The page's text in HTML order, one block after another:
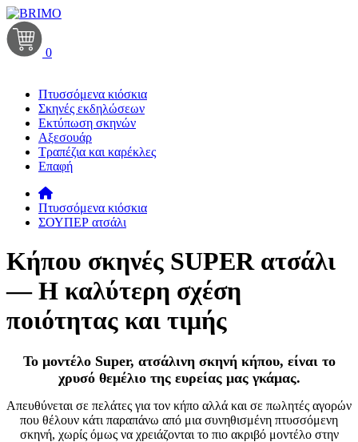
0
Πτυσσόμενα κιόσκια
Σκηνές εκδηλώσεων
Εκτύπωση σκηνών
Αξεσουάρ
Τραπέζια και καρέκλες
Επαφή
Πτυσσόμενα κιόσκια
ΣΟΥΠΕΡ ατσάλι
Κήπου σκηνές SUPER ατσάλι
— Η καλύτερη σχέση
ποιότητας και τιμής
Το μοντέλο Super, ατσάλινη σκηνή κήπου, είναι το
χρυσό θεμέλιο της ευρείας μας γκάμας.
Απευθύνεται σε πελάτες για τον κήπο αλλά και σε πωλητές αγορών
που θέλουν κάτι παραπάνω από μια συνηθισμένη πτυσσόμενη
σκηνή, χωρίς όμως να χρειάζονται το πιο ακριβό μοντέλο στην